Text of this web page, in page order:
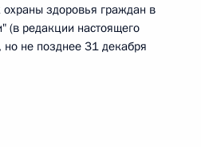
здоровья граждан в
(в редакции настоящего
не позднее 31 декабря